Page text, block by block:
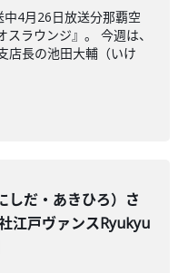
4月26日放送分那覇空
ラウンジ』。 今週は、
店長の池田大輔（いけ
しだ・あきひろ）さ
江戸ヴァンスRyukyu